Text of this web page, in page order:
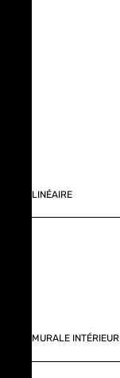
LINÉAIRE
MURALE INTÉRIEUR